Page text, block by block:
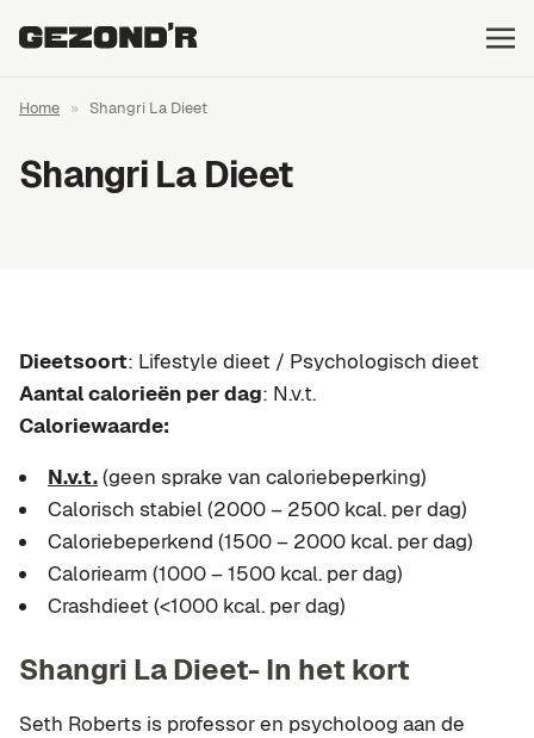
Home » Shangri La Dieet
Shangri La Dieet
Dieetsoort: Lifestyle dieet / Psychologisch dieet
Aantal calorieën per dag: N.v.t.
Caloriewaarde:
N.v.t.(geen sprake van caloriebeperking)
Calorisch stabiel (2000 – 2500 kcal. per dag)
Caloriebeperkend (1500 – 2000 kcal. per dag)
Caloriearm (1000 – 1500 kcal. per dag)
Crashdieet (<1000 kcal. per dag)
Shangri La Dieet- In het kort
Seth Roberts is professor en psycholoog aan de